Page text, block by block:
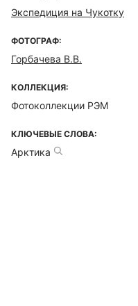
Экспедиция на Чукотку
ФОТОГРАФ:
Горбачева В.В.
КОЛЛЕКЦИЯ:
Фотоколлекции РЭМ
КЛЮЧЕВЫЕ СЛОВА:
Арктика